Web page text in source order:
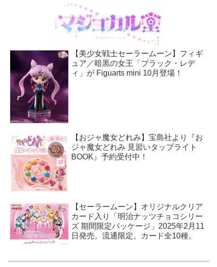
【美少女戦士セーラームーン】フィギ
ュア／暗黒の女王「ブラック・レデ
ィ」が Figuarts mini 10月登場！
【おジャ魔女どれみ】宝島社より『お
ジャ魔女どれみ 見習いタップライト
BOOK』予約受付中！
【セーラームーン】オリジナルクリア
カード入り「明治ナッツチョコシリー
ズ 期間限定パッケージ」2025年2月11
日発売。流通限定。カード全10種。